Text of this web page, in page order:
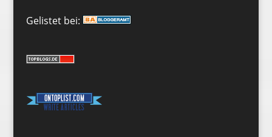
Gelistet bei: